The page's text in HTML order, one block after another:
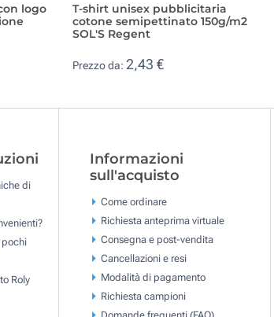
logo
T-shirt unisex pubblicitaria
cotone semipettinato 150g/m2
SOL'S Regent
Prezzo da: 2,43 €
di
pochi
Roly
Informazioni
sull'acquisto
Come ordinare
Richiesta anteprima virtuale
Consegna e post-vendita
Cancellazioni e resi
Modalità di pagamento
Richiesta campioni
Domande frequenti (FAQ)